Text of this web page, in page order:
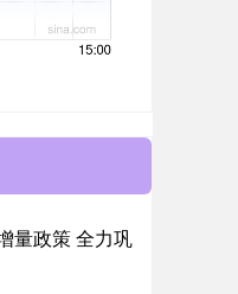
量政策 全力巩